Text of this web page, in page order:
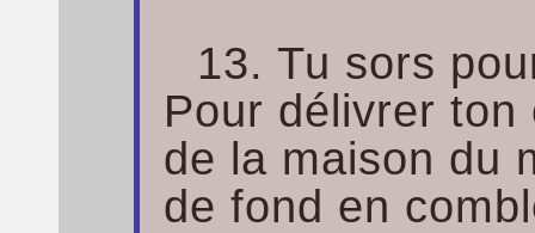
13. Tu sors
Pour délivrer
de la maison du
de fond en